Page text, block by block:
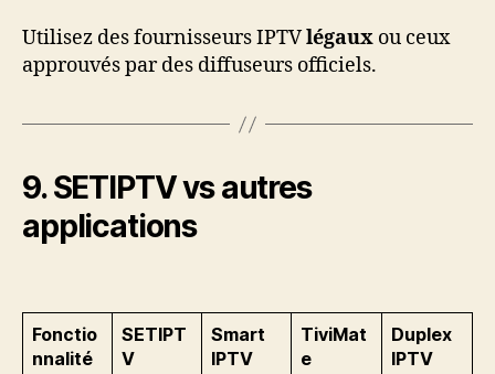
Utilisez des fournisseurs IPTVlégaux ou ceux
approuvés par des diffuseurs officiels.
9. SETIPTV vs autres
applications
Fonctio
nnalité
SETIPT
V
Smart
IPTV
TiviMat
e
Duplex
IPTV